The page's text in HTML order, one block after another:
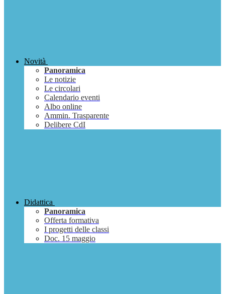
Novità
Panoramica
Le notizie
Le circolari
Calendario eventi
Albo online
Ammin. Trasparente
Delibere CdI
Didattica
Panoramica
Offerta formativa
I progetti delle classi
Doc. 15 maggio